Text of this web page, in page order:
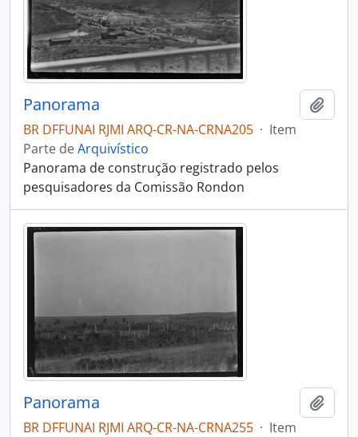
Panorama
BR DFFUNAI RJMI ARQ-CR-NA-CRNA205 · Item
Parte deArquivístico
Panorama de construção registrado pelos
pesquisadores da Comissão Rondon
Panorama
BR DFFUNAI RJMI ARQ-CR-NA-CRNA255 · Item